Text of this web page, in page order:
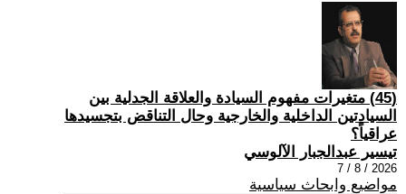
(45) متغيرات مفهوم السيادة والعلاقة الجدلية بين
السيادتين الداخلية والخارجية وحال التناقض بتجسيدها
عراقياً؟
تيسير عبدالجبار الآلوسي
2026 / 8 / 7
مواضيع وابحاث سياسية